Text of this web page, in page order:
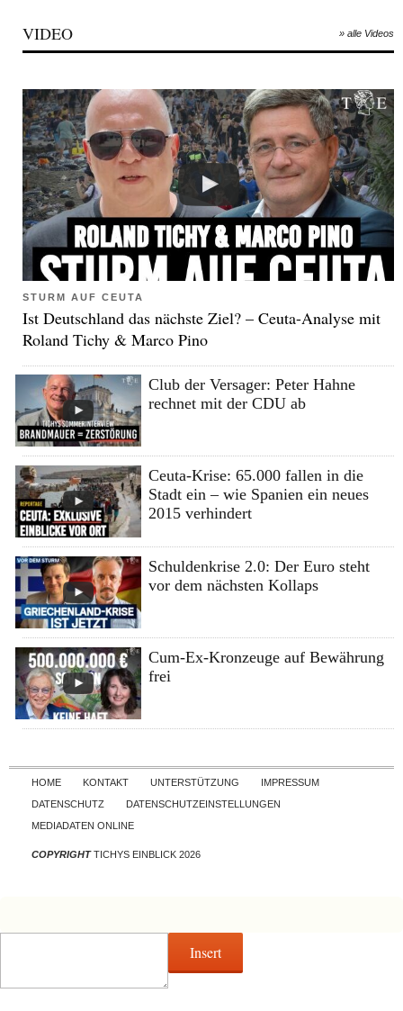
VIDEO » alle Videos
STURM AUF CEUTA
Ist Deutschland das nächste Ziel? – Ceuta-Analyse mit
Roland Tichy & Marco Pino
Club der Versager: Peter Hahne
rechnet mit der CDU ab
Ceuta-Krise: 65.000 fallen in die
Stadt ein – wie Spanien ein neues
2015 verhindert
Schuldenkrise 2.0: Der Euro steht
vor dem nächsten Kollaps
Cum-Ex-Kronzeuge auf Bewährung
frei
Skip to content
HOME KONTAKT UNTERSTÜTZUNG
IMPRESSUM
DATENSCHUTZ
DATENSCHUTZEINSTELLUNGEN
MEDIADATEN ONLINE
COPYRIGHTTICHYS EINBLICK 2026
Insert